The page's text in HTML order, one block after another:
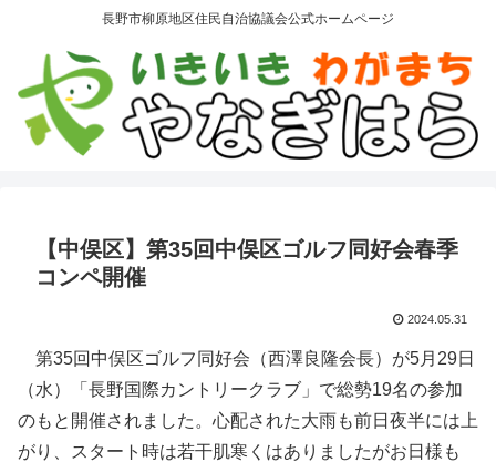
長野市柳原地区住民自治協議会公式ホームページ
【中俣区】第35回中俣区ゴルフ同好会春季
コンペ開催
2024.05.31
第35回中俣区ゴルフ同好会（西澤良隆会長）が5月29日
（水）「長野国際カントリークラブ」で総勢19名の参加
のもと開催されました。心配された大雨も前日夜半には上
がり、スタート時は若干肌寒くはありましたがお日様も